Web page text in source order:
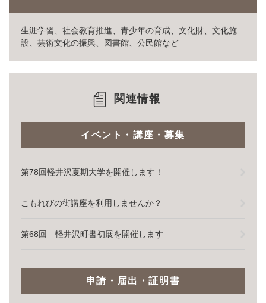
生涯学習、社会教育推進、青少年の育成、文化財、文化施
設、芸術文化の振興、図書館、公民館など
関連情報
イベント・講座・募集
第78回軽井沢夏期大学を開催します！
こもれびの街講座を利用しませんか？
第68回 軽井沢町書初展を開催します
申請・届出・証明書